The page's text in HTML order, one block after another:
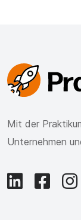
Mit der
Unternehmen